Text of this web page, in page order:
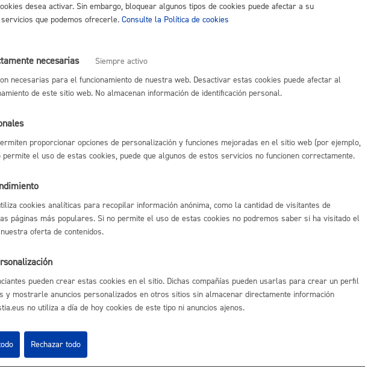
Mapas - GeoDonostia
Sala de prensa
Mapa web
desea activar. Sin embargo, bloquear algunos tipos de cookies puede afectar a su
que podemos ofrecerle. Consulte la Política de cookies
necesarias
Siempre activo
necesarias para el funcionamiento de nuestra web. Desactivar estas cookies puede afectar al
de este sitio web. No almacenan información de identificación personal.
proporcionar opciones de personalización y funciones mejoradas en el sitio web (por ejemplo,
permite el uso de estas cookies, puede que algunos de estos servicios no funcionen correctamente.
cookies analíticas para recopilar información anónima, como la cantidad de visitantes de
páginas más populares. Si no permite el uso de estas cookies no podremos saber si ha visitado el
oferta de contenidos.
pueden crear estas cookies en el sitio. Dichas compañías pueden usarlas para crear un perfil
y mostrarle anuncios personalizados en otros sitios sin almacenar directamente información
no utiliza a día de hoy cookies de este tipo ni anuncios ajenos.
Rechazar todo